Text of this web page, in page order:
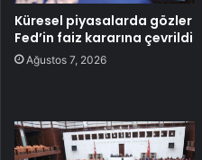
Küresel piyasalarda gözler
Fed’in faiz kararına çevrildi
Ağustos 7, 2026